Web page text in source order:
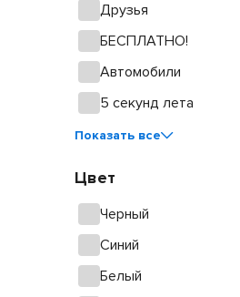
Друзья
БЕСПЛАТНО!
Автомобили
5 секунд лета
Показать все
Цвет
Черный
Синий
Белый